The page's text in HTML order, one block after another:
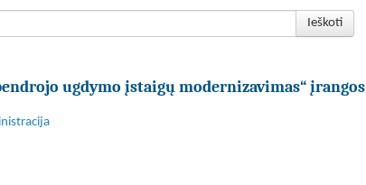
Ieškoti
ugdymo įstaigų modernizavimas“ įrangos